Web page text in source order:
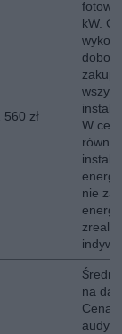
560 zł
kW.
W
nie
Średni
na
Cena